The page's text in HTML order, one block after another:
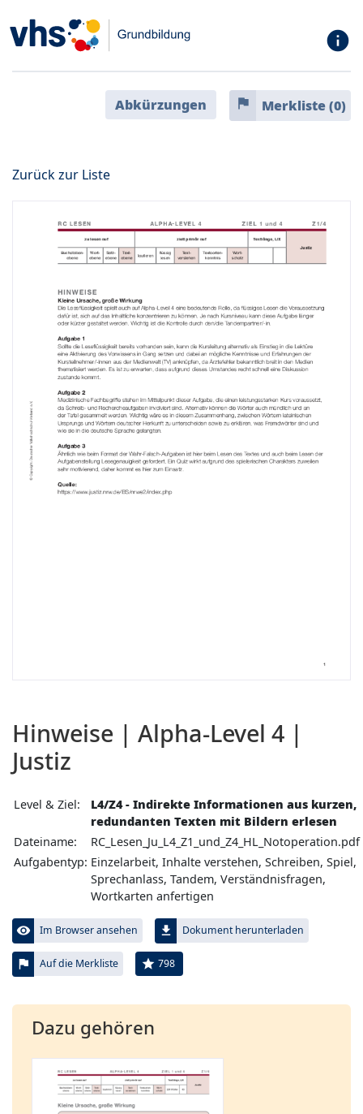
info
Abkürzungen flag Merkliste (0)
Zurück zur Liste
Hinweise | Alpha-Level 4 |
Justiz
Level & Ziel:
L4/Z4 - Indirekte Informationen aus kurzen,
redundanten Texten mit Bildern erlesen
Dateiname:
RC_Lesen_Ju_L4_Z1_und_Z4_HL_Notoperation.pdf
Aufgabentyp: Einzelarbeit, Inhalte verstehen, Schreiben, Spiel,
Sprechanlass, Tandem, Verständnisfragen,
Wortkarten anfertigen
visibility Im Browser ansehen file_download Dokument herunterladen
flag Auf die Merkliste star 798
Dazu gehören